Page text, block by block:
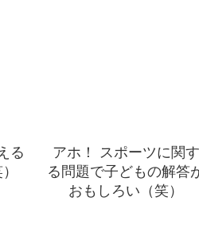
る
アホ！ スポーツに関す
る問題で子どもの解答
おもしろい（笑）